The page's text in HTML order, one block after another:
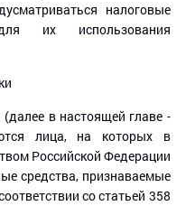
налоговые
их использования
в настоящей главе -
лица, на которых в
Российской Федерации
средства, признаваемые
со статьей 358